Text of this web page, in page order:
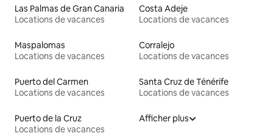
Las Palmas de Gran Canaria
Locations de vacances
Costa Adeje
Locations de vacances
Maspalomas
Locations de vacances
Corralejo
Locations de vacances
Puerto del Carmen
Locations de vacances
Santa Cruz de Ténérife
Locations de vacances
Puerto de la Cruz
Locations de vacances
Afficher plus